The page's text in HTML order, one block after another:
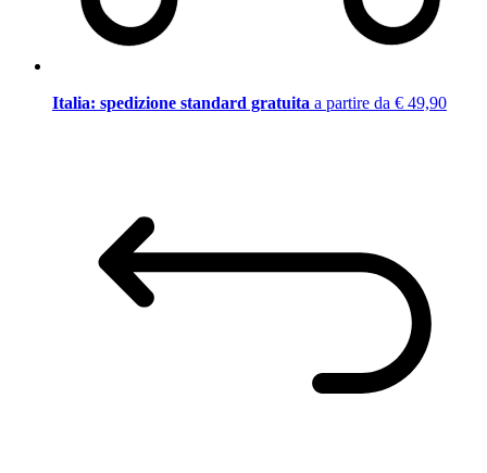
Italia: spedizione standard gratuita a partire da € 49,90